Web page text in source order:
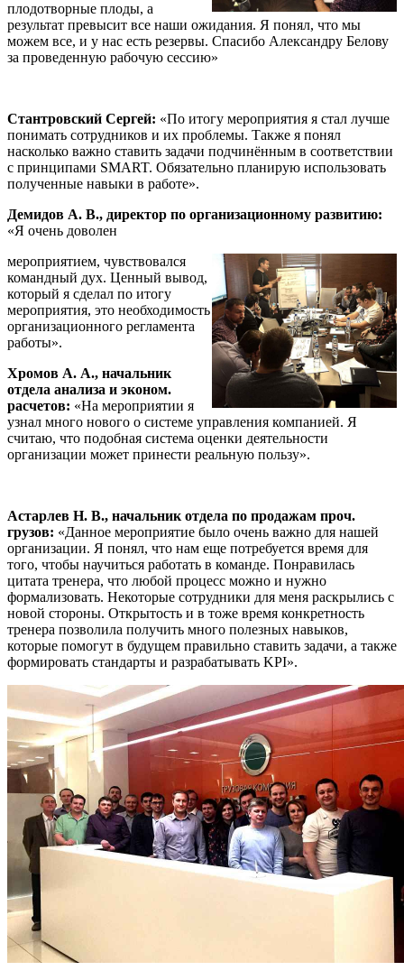
плодотворные плоды, а
результат превысит все наши ожидания. Я понял, что мы
можем все, и у нас есть резервы. Спасибо Александру Белову
за проведенную рабочую сессию»
Стантровский Сергей: «По итогу мероприятия я стал лучше
понимать сотрудников и их проблемы. Также я понял
насколько важно ставить задачи подчинённым в соответствии
с принципами SMART. Обязательно планирую использовать
полученные навыки в работе».
Демидов А. В., директор по организационному развитию:
«Я очень доволен
мероприятием, чувствовался
командный дух. Ценный вывод,
который я сделал по итогу
мероприятия, это необходимость
организационного регламента
работы».
Хромов А. А., начальник
отдела анализа и эконом.
расчетов: «На мероприятии я
узнал много нового о системе управления компанией. Я
считаю, что подобная система оценки деятельности
организации может принести реальную пользу».
Астарлев Н. В., начальник отдела по продажам проч.
грузов: «Данное мероприятие было очень важно для нашей
организации. Я понял, что нам еще потребуется время для
того, чтобы научиться работать в команде. Понравилась
цитата тренера, что любой процесс можно и нужно
формализовать. Некоторые сотрудники для меня раскрылись с
новой стороны. Открытость и в тоже время конкретность
тренера позволила получить много полезных навыков,
которые помогут в будущем правильно ставить задачи, а также
формировать стандарты и разрабатывать KPI».